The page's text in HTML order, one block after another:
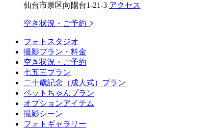
仙台市泉区向陽台1-21-3 アクセス
空き状況・ご予約
フォトスタジオ
撮影プラン・料金
空き状況・ご予約
七五三プラン
二十歳記念（成人式）プラン
ペットちゃんプラン
オプションアイテム
撮影シーン
フォトギャラリー